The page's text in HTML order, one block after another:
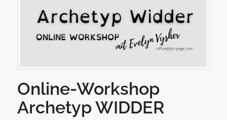
Online-Workshop
Archetyp WIDDER